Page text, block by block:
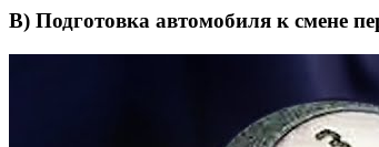
В) Подготовка автомобиля к смене